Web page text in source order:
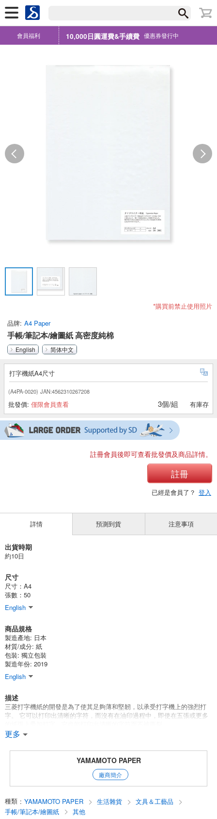
會員福利 10,000日圓運費&手續費 優惠券發行中
*購買前禁止使用照片
品牌 A4 Paper
手帳/筆記本/繪圖紙 高密度純棉
English 简体中文
打字機紙A4尺寸
(A4PA-0020) JAN:4562310267208
批發價: 僅限會員查看 3個/組 有庫存
註冊會員後即可查看批發價及商品詳情。
註冊
已經是會員了？ 登入
詳情
出貨時期
約10日
尺寸
尺寸：A4
張數：50
English
商品規格
製造產地: 日本
材質/成分: 紙
包裝: 獨立包裝
製造年份: 2019
English
描述
三菱打字機紙的開發是為了使其足夠薄和堅韌，以承受打字機上的強烈打
字。 它可以打印出清晰的字符，而沒有在油印過程中，即使在五張或更多
尺寸: A4 (210 x 297mm)
English
更多
預測到貨 注意事項
YAMAMOTO PAPER
廠商簡介
種類 : YAMAMOTO PAPER 生活雜貨
文具＆工藝品
手帳/筆記本/繪圖紙
其他